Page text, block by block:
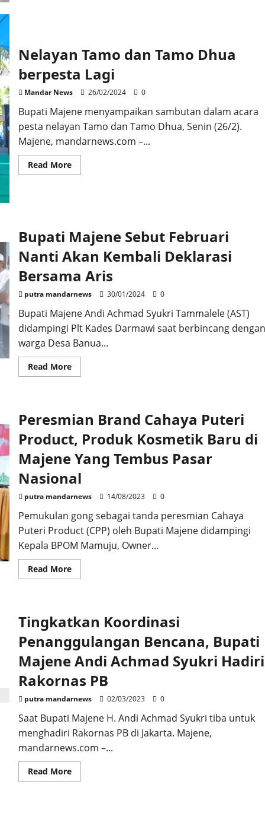
Bina
Bangsa
Majene
Siap
Menjadi
Universitas
Nelayan Tamo dan Tamo Dhua
berpesta Lagi
Mandar News 26/02/2024 0
Bupati Majene menyampaikan sambutan dalam acara
pesta nelayan Tamo dan Tamo Dhua, Senin (26/2).
Majene, mandarnews.com –...
Read MoreRead
more
berpesta
Lagi
Bupati Majene Sebut Februari
Nanti Akan Kembali Deklarasi
Bersama Aris
putra mandarnews 30/01/2024 0
Bupati Majene Andi Achmad Syukri Tammalele (AST)
didampingi Plt Kades Darmawi saat berbincang dengan
warga Desa Banua...
Read MoreRead
more
Februari
Nanti
Akan
Kembali
Deklarasi
Bersama
Aris
Peresmian Brand Cahaya Puteri
Product, Produk Kosmetik Baru di
Majene Yang Tembus Pasar
Nasional
putra mandarnews 14/08/2023 0
Pemukulan gong sebagai tanda peresmian Cahaya
Puteri Product (CPP) oleh Bupati Majene didampingi
Kepala BPOM Mamuju, Owner...
Read MoreRead
more
Puteri
Product,
Produk
Kosmetik
Baru
di
Majene
Yang
Tembus
Nasional
Tingkatkan Koordinasi
Penanggulangan Bencana, Bupati
Majene Andi Achmad Syukri Hadiri
Rakornas PB
putra mandarnews 02/03/2023 0
Saat Bupati Majene H. Andi Achmad Syukri tiba untuk
menghadiri Rakornas PB di Jakarta. Majene,
mandarnews.com –...
Read MoreRead
more